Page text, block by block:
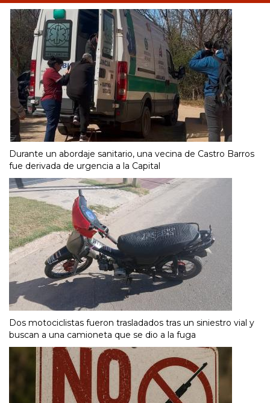
Durante un abordaje sanitario, una vecina de Castro Barros
fue derivada de urgencia a la Capital
Dos motociclistas fueron trasladados tras un siniestro vial y
buscan a una camioneta que se dio a la fuga